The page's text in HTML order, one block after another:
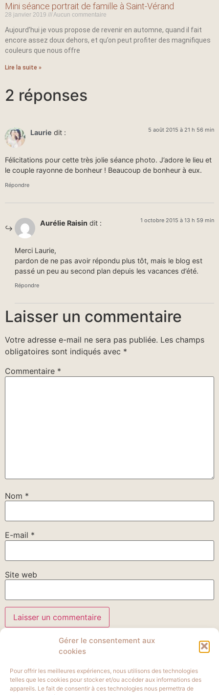
Gérer le consentement aux
cookies
Pour offrir les meilleures expériences, nous utilisons des technologies
telles que les cookies pour stocker et/ou accéder aux informations des
appareils. Le fait de consentir à ces technologies nous permettra de
Mini séance portrait de famille à Saint-Vérand
28 janvier 2019 Aucun commentaire
Aujourd’hui je vous propose de revenir en automne, quand il fait
encore assez doux dehors, et qu’on peut profiter des magnifiques
couleurs que nous offre
Lire la suite »
2 réponses
Laurie dit : 5 août 2015 à 21 h 56 min
Félicitations pour cette très jolie séance photo. J’adore le lieu et
le couple rayonne de bonheur ! Beaucoup de bonheur à eux.
Répondre
Aurélie Raisin dit : 1 octobre 2015 à 13 h 59 min
Merci Laurie,
pardon de ne pas avoir répondu plus tôt, mais le blog est
passé un peu au second plan depuis les vacances d’été.
Répondre
Laisser un commentaire
Votre adresse e-mail ne sera pas publiée. Les champs
obligatoires sont indiqués avec *
Commentaire *
Nom *
E-mail *
Site web